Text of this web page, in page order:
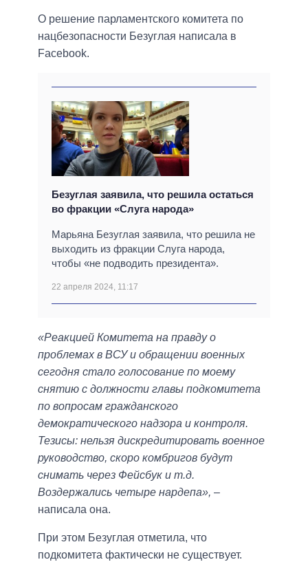
О решение парламентского комитета по
нацбезопасности Безуглая написала в
Facebook.
Безуглая заявила, что решила остаться
во фракции «Слуга народа»
Марьяна Безуглая заявила, что решила не
выходить из фракции Слуга народа,
чтобы «не подводить президента».
22 апреля 2024, 11:17
«Реакцией Комитета на правду о
проблемах в ВСУ и обращении военных
сегодня стало голосование по моему
снятию с должности главы подкомитета
по вопросам гражданского
демократического надзора и контроля.
Тезисы: нельзя дискредитировать военное
руководство, скоро комбригов будут
снимать через Фейсбук и т.д.
Воздержались четыре нардепа», –
написала она.
При этом Безуглая отметила, что
подкомитета фактически не существует.